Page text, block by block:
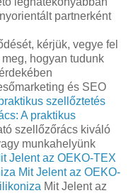
partnerként
kérjük, vegye fel
hogyan tudunk
és SEO
szellőztetés
A praktikus
szellőzőrács kiváló
munkahelyünk
Jelent az OEKO-TEX
Mit Jelent az OEKO-
Mit Jelent az